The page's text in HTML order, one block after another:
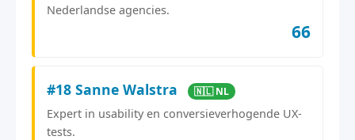
Nederlandse agencies.
66
#18 Sanne Walstra 🇳🇱 NL
Expert in usability en conversieverhogende UX-
tests.